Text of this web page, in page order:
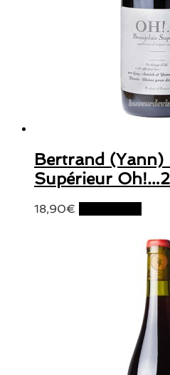
Bertrand (Yann)
Supérieur
18,90€